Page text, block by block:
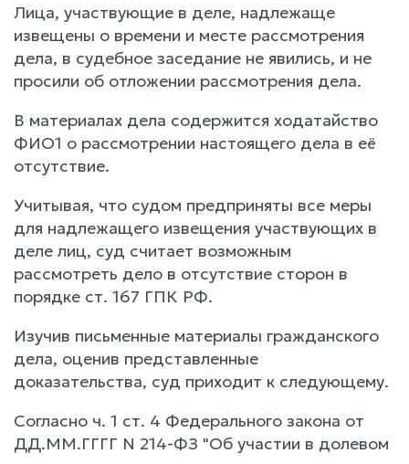
Лица, участвующие в деле, надлежаще
извещены о времени и месте рассмотрения
дела, в судебное заседание не явились, и не
просили об отложении рассмотрения дела.
В материалах дела содержится ходатайство
ФИО1 о рассмотрении настоящего дела в её
отсутствие.
Учитывая, что судом предприняты все меры
для надлежащего извещения участвующих в
деле лиц, суд считает возможным
рассмотреть дело в отсутствие сторон в
порядке ст. 167 ГПК РФ.
Изучив письменные материалы гражданского
дела, оценив представленные
доказательства, суд приходит к следующему.
Согласно ч. 1 ст. 4 Федерального закона от
ДД.ММ.ГГГГ N 214-ФЗ "Об участии в долевом